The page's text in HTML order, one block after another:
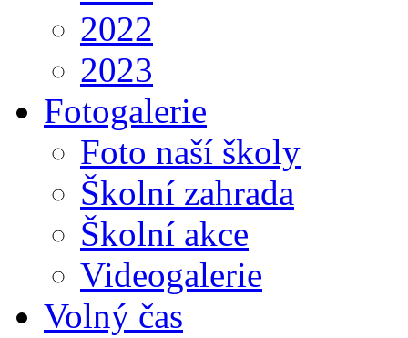
2022
2023
Fotogalerie
Foto naší školy
Školní zahrada
Školní akce
Videogalerie
Volný čas